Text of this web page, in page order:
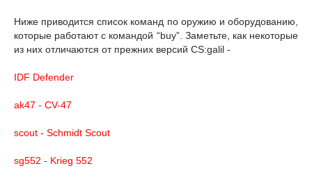
Ниже приводится список команд по оружию и оборудованию,
которые работают с командой “buy”. Заметьте, как некоторые
из них отличаются от прежних версий CS:galil -
IDF Defender
ak47 - CV-47
scout - Schmidt Scout
sg552 - Krieg 552